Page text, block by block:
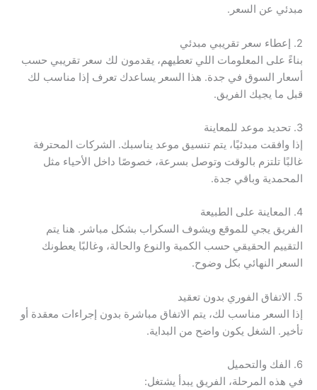
مبدئي عن السعر.
2. إعطاء سعر تقريبي مبدئي
بناءً على المعلومات اللي تعطيهم، يقدمون لك سعر تقريبي حسب
أسعار السوق في جدة. هذا السعر يساعدك تعرف إذا مناسب لك
قبل ما يجيك الفريق.
3. تحديد موعد للمعاينة
إذا وافقت مبدئيًا، يتم تنسيق موعد يناسبك. الشركات المحترفة
غالبًا تلتزم بالوقت وتوصل بسرعة، خصوصًا داخل الأحياء مثل
المحمدية وباقي جدة.
4. المعاينة على الطبيعة
الفريق يجي للموقع ويشوف السكراب بشكل مباشر. هنا يتم
التقييم الحقيقي حسب الكمية والنوع والحالة، وغالبًا يعطونك
السعر النهائي بكل وضوح.
5. الاتفاق الفوري بدون تعقيد
إذا السعر مناسب لك، يتم الاتفاق مباشرة بدون إجراءات معقدة أو
تأخير. الشغل يكون واضح من البداية.
6. الفك والتحميل
في هذه المرحلة، الفريق يبدأ يشتغل: